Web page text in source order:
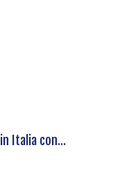
Italia con...